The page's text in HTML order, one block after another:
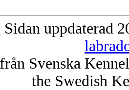
Sidan uppdaterad
Svenska
the Swedish